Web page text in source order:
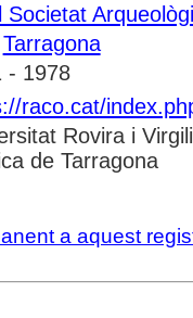
Societat
Tarragona
- 1978
raco.cat/
Rovira i
de Tarragona
a aquest